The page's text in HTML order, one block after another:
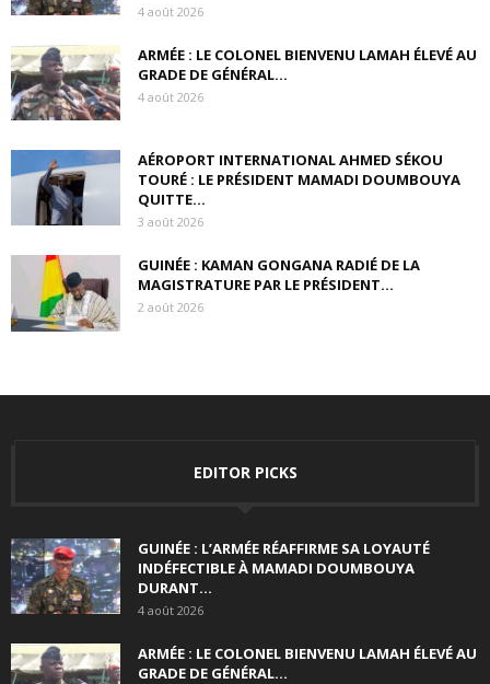
4 août 2026
ARMÉE : LE COLONEL BIENVENU LAMAH ÉLEVÉ AU
GRADE DE GÉNÉRAL...
4 août 2026
AÉROPORT INTERNATIONAL AHMED SÉKOU
TOURÉ : LE PRÉSIDENT MAMADI DOUMBOUYA
QUITTE...
3 août 2026
GUINÉE : KAMAN GONGANA RADIÉ DE LA
MAGISTRATURE PAR LE PRÉSIDENT...
2 août 2026
EDITOR PICKS
GUINÉE : L’ARMÉE RÉAFFIRME SA LOYAUTÉ
INDÉFECTIBLE À MAMADI DOUMBOUYA
DURANT...
4 août 2026
ARMÉE : LE COLONEL BIENVENU LAMAH ÉLEVÉ AU
GRADE DE GÉNÉRAL...